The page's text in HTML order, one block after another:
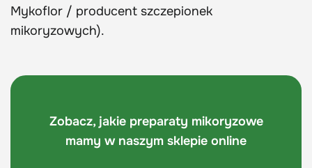
Mykoflor / producent szczepionek
mikoryzowych).
Zobacz, jakie preparaty mikoryzowe
mamy w naszym sklepie online